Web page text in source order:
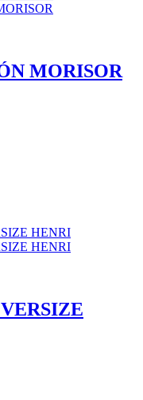
MORISOR